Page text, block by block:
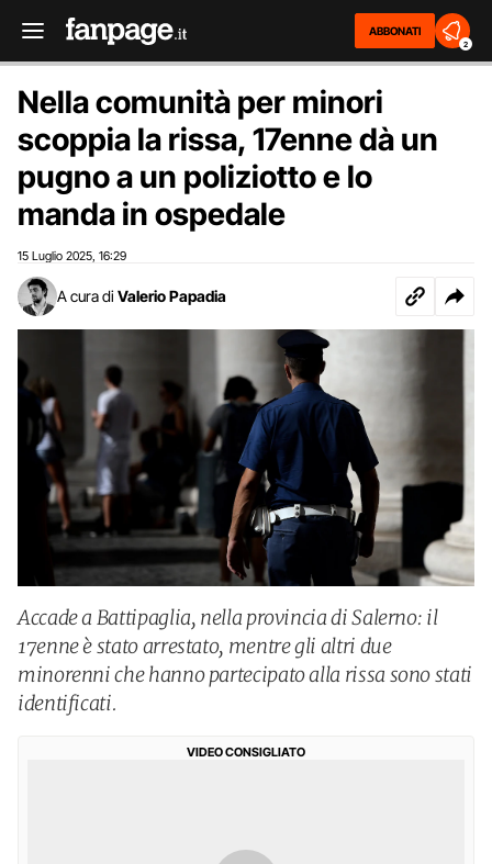
ABBONATI
2
Nella comunità per minori
scoppia la rissa, 17enne dà un
pugno a un poliziotto e lo
manda in ospedale
15 Luglio 2025 16:29
A cura di Valerio Papadia
Accade a Battipaglia, nella provincia di Salerno: il
17enne è stato arrestato, mentre gli altri due
minorenni che hanno partecipato alla rissa sono stati
identificati.
VIDEO CONSIGLIATO